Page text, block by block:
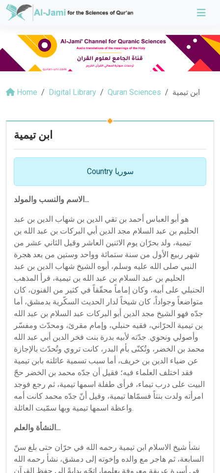
Home Digital Library Quran Sciences ابن تيمية
ابن تيمية
Country سوريا
الاسم والنسب والمولد...
هو أبو العباس أحمد بن تقي الدين بن شهاب الدين بن عبد
الحليم بن عبد السلام مجد الدين أبي البركات بن عبد الله بن
تيمية، ولد بحرّان يوم الاثنين العاشر وقيل الثاني عشر من
شهر ربيع الأول من سنة ستمائة وواحد وستين من بعد هجرة
النبي صلى الله عليه وسلم، أبوه الشيخ شهاب الدين بن عبد
الحليم بن عبد السلام بن عبد الله بن تيمية، قرأ المذهب
الحنبلي على أبيه، وكان إماماً محقّقاً في كثير من الفنون، كان
متواضعاً وجواداً، كان شيخاً لدار الحديث السكّرية بدمشق، أما
جدّه فهو الشيخ مجد الدين أبو البركات عبد السلام بن عبد الله
بن تيمية الحرّاني، فقيه حنبلي، وإمام مقرئ، ومحدّث ومفسّر
وأصولي ونحوي. جدّته لأبيه بدرة بنت فخر الدين أبي عبد الله
محمد بن الخضر، وتُكنّى بأم البدر، كانت تروي وتُحدّث بالإجازة
عن ضياء الدين بن خريف، أما سبب تسمية عائلته بابن تيمية
فقد اختلف العلماء فيه؛ فقيل أن جدّه محمد بن الخضر حجّ
البيت على درب تيماء، فرأى طفلة اسمها تيمية، ثم رجع فوجد
امرأته ولدت بنتاً فسمّاها تيمية، وقيل أنّ جدّه محمد كانت أمه
واعظة اسمها تيمية وبها سمّيت العائلة.
النشأة والعلم...
نشأ شيخ الاسلام ابن تيمية رحمه الله في حرّان حتى بلغ سنّ
السابعة، ثم هاجر مع والده وإخوته إلى دمشق، نشأ رحمه الله
في أسرة عريقة معروفة بعلمها، اتجّه بدايةً إلى حفظ القرآن